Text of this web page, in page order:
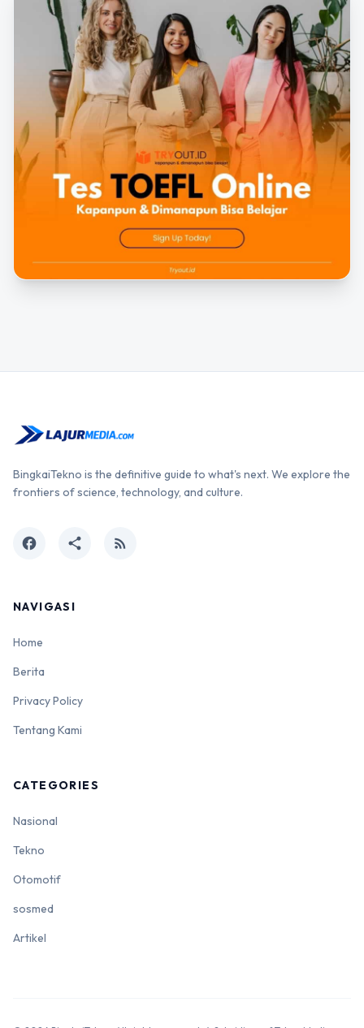
BingkaiTekno is the definitive guide to what's next. We explore the
frontiers of science, technology, and culture.
facebook share rss_feed
NAVIGASI
Home
Berita
Privacy Policy
Tentang Kami
CATEGORIES
Nasional
Tekno
Otomotif
sosmed
Artikel